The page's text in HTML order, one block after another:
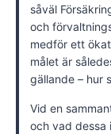
såväl
och
medför ett
målet är
gällande – hur
Vid en
och vad dessa